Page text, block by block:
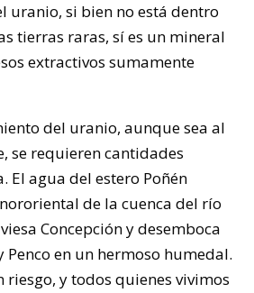
uranio, si bien no está dentro
tierras raras, sí es un mineral
extractivos sumamente
del uranio, aunque sea al
se requieren cantidades
El agua del estero Poñén
de la cuenca del río
Concepción y desemboca
Penco en un hermoso humedal.
riesgo, y todos quienes vivimos